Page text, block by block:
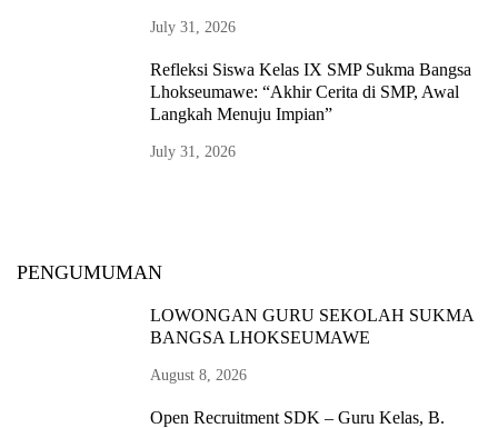
July 31, 2026
Refleksi Siswa Kelas IX SMP Sukma Bangsa
Lhokseumawe: “Akhir Cerita di SMP, Awal
Langkah Menuju Impian”
July 31, 2026
PENGUMUMAN
LOWONGAN GURU SEKOLAH SUKMA
BANGSA LHOKSEUMAWE
August 8, 2026
Open Recruitment SDK – Guru Kelas, B.